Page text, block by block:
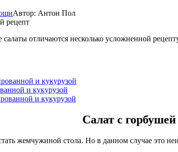
Автор: Антон Пол
отличаются несколько усложненной
и кукурузой
и кукурузой
и кукурузой
Салат с
жемчужиной стола. Но в данном случае это